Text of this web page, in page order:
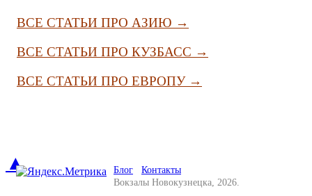
ВСЕ СТАТЬИ ПРО АЗИЮ →
ВСЕ СТАТЬИ ПРО КУЗБАСС →
ВСЕ СТАТЬИ ПРО ЕВРОПУ →
▲ Блог
Контакты
Вокзалы Новокузнецка, 2026.